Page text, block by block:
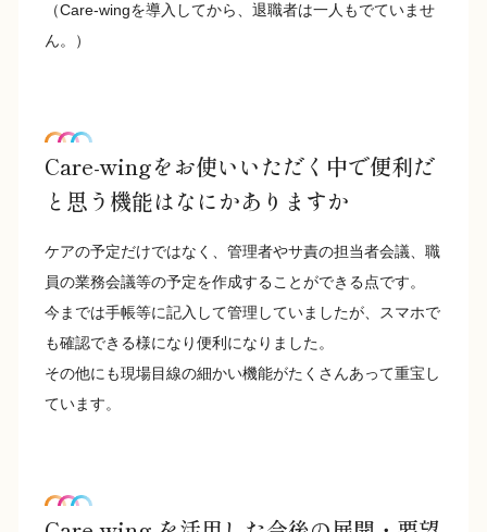
（Care-wingを導入してから、退職者は一人もでていませ
ん。）
Care-wingをお使いいただく中で便利だ
と思う機能はなにかありますか
ケアの予定だけではなく、管理者やサ責の担当者会議、職
員の業務会議等の予定を作成することができる点です。
今までは手帳等に記入して管理していましたが、スマホで
も確認できる様になり便利になりました。
その他にも現場目線の細かい機能がたくさんあって重宝し
ています。